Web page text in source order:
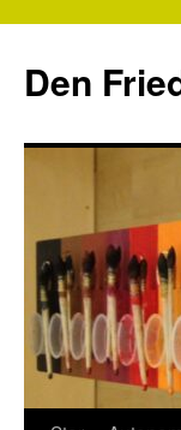
springen
Den